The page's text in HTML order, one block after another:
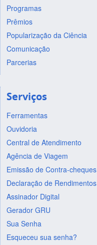
Programas
Prêmios
Popularização da Ciência
Comunicação
Parcerias
Serviços
Ferramentas
Ouvidoria
Central de Atendimento
Agência de Viagem
Emissão de Contra-cheques
Declaração de Rendimentos
Assinador Digital
Gerador GRU
Sua Senha
Esqueceu sua senha?